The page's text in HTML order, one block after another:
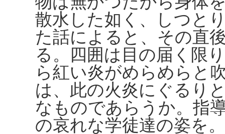
散水した如く、しつと
た話によると、その直
る。四囲は目の届く限
ら紅い炎がめらめらと
は、此の火炎にぐるり
なものであらうか。指
の哀れな学徒達の姿を